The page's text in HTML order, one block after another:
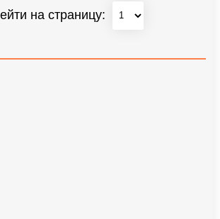
на страницу: